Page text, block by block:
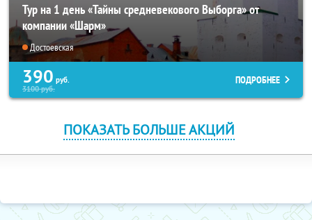
Тур на 1 день «Тайны средневекового Выборга» от
компании «Шарм»
Достоевская
390 руб.
3100руб.
ПОДРОБНЕЕ
ПОКАЗАТЬ БОЛЬШЕ АКЦИЙ